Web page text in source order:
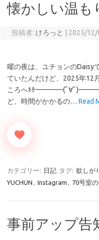
懐かしい温も
投稿者: けろっと 2025/12/
曜の夜は、ユチョンのDaisy
ていたんだけど、2025年12
ころへｷﾀ━━━━(ﾟ∀ﾟ
ど、時間がかかるの… Read
カテゴリー: 日記 タグ: 欲しが
YUCHUN , Instagram , 70号室の
事前アップ告